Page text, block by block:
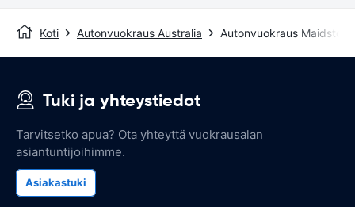
Koti Autonvuokraus Australia Autonvuokraus Maidstone
Tuki ja yhteystiedot
Tarvitsetko apua? Ota yhteyttä vuokrausalan
asiantuntijoihimme.
Asiakastuki